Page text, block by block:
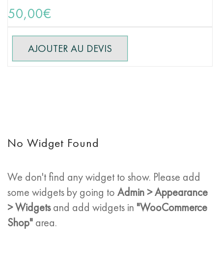
50,00€
AJOUTER AU DEVIS
No Widget Found
We don't find any widget to show. Please add
some widgets by going to Admin > Appearance
> Widgetsand add widgets in "WooCommerce
Shop" area.